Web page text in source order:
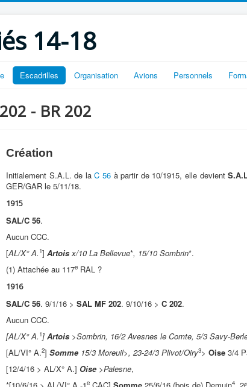
14-18
Escadrilles Organisation Avions Personnels
- BR 202
Création
Initialement S.A.L. de laC 56à partir de 10/1915, elle devient
GER/GAR le 5/11/18.
1915
SAL/C 56.
Aucun CCC.
[AL/X° A. 1] Artois x/10 La Bellevue*, 15/10 Sombrin*.
(1) Attachée au 117e RAL ?
1916
SAL/C 56. 9/1/16 > SAL MF 202. 9/10/16 > C 202.
Aucun CCC.
[AL/X° A. 1] Artois >Sombrin, 16/2 Avesnes le Comte, 5/3 Savy-
[AL/VI° A.2] Somme 15/3 Moreuil>, 23-24/3 Plivot/Oiry3> Oise 3/4
[12/4/16 > AL/X° A.] Oise >Palesne,
e 4